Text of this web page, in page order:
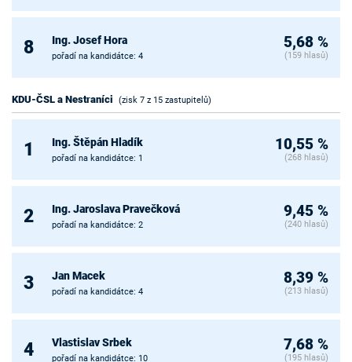
8 Ing. Josef Hora
pořadí na kandidátce: 4
5,68 %
(159 hlasů)
KDU-ČSL a Nestraníci (zisk 7 z 15 zastupitelů)
1 Ing. Štěpán Hladík
pořadí na kandidátce: 1
10,55 %
(268 hlasů)
2 Ing. Jaroslava Pravečková
pořadí na kandidátce: 2
9,45 %
(240 hlasů)
3 Jan Macek
pořadí na kandidátce: 4
8,39 %
(213 hlasů)
4 Vlastislav Srbek
pořadí na kandidátce: 10
7,68 %
(195 hlasů)